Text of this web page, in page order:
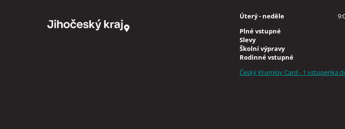
Úterý - neděle
Plné vstupné
Slevy
Školní výpravy
Rodinné vstupné
Český Krumlov Card - 1 vstupenka